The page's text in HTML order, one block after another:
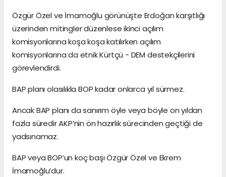
Özgür Özel ve İmamoğlu görünüşte Erdoğan karşıtlığı
üzerinden mitingler düzenlese ikinci açılım
komisyonlarına koşa koşa katılırken açılım
komisyonlarına da etnik Kürtçü - DEM destekçilerini
görevlendirdi.
BAP planı olasılıkla BOP kadar onlarca yıl sürmez.
Ancak BAP planı da sanırım öyle veya böyle on yıldan
fazla süredir AKP’nin ön hazırlık sürecinden geçtiği de
yadsınamaz.
BAP veya BOP’un koç başı Özgür Özel ve Ekrem
İmamoğlu’dur.